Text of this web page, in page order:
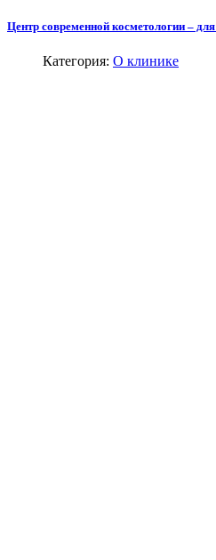
Центр современной косметологии –
Категория: О клинике